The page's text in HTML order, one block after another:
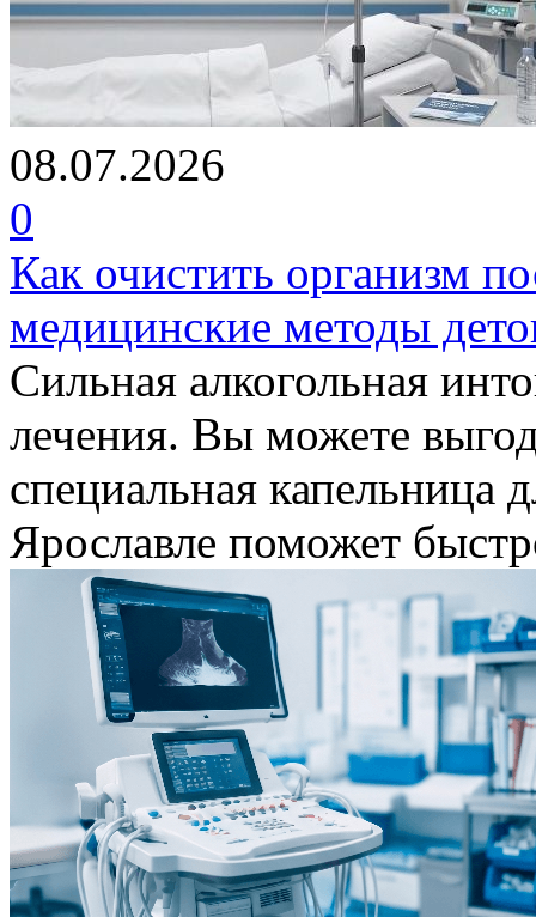
08.07.2026
0
Как очистить организм
медицинские методы
Сильная алкогольная
лечения. Вы можете
специальная капельница
Ярославле поможет